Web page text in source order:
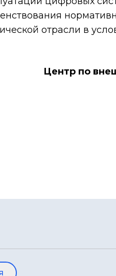
отрасли в
Центр по